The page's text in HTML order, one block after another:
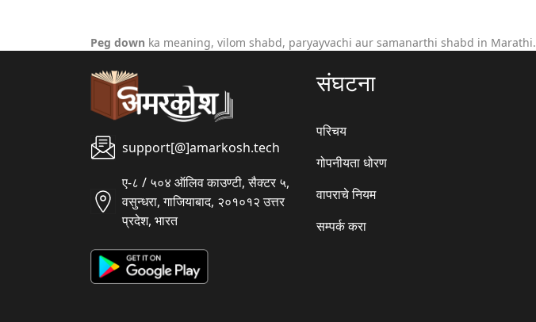
Peg down ka meaning, vilom shabd, paryayvachi aur samanarthi shabd in Marathi.
support[@]amarkosh.tech
ए-८ / ५०४ ऑलिव काउण्टी, सैक्टर ५,
वसुन्धरा, गाजियाबाद, २०१०१२ उत्तर
प्रदेश, भारत
संघटना
परिचय
गोपनीयता धोरण
वापराचे नियम
सम्पर्क करा